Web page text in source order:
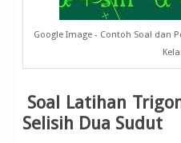
Google Image - Contoh Soal dan
Soal Latihan
Selisih Dua Sudut